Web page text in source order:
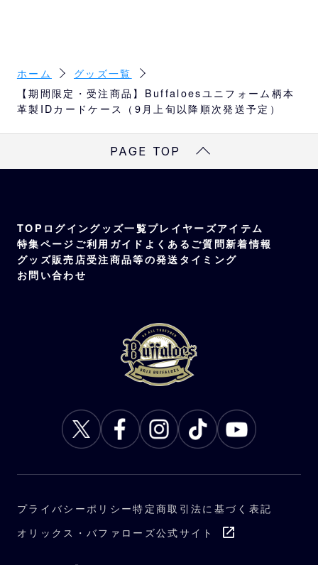
ァローベル、BsGravity
ホーム
グッズ一覧
【期間限定・受注商品】Buffaloesユニフォーム柄本
革製IDカードケース（9月上旬以降順次発送予定）
PAGE TOP
TOP ログイングッズ一覧プレイヤーズアイテム
特集ページ ご利用ガイド よくあるご質問新着情報
グッズ販売店受注商品等の発送タイミング
お問い合わせ
プライバシーポリシー特定商取引法に基づく表記
オリックス・バファローズ公式サイト